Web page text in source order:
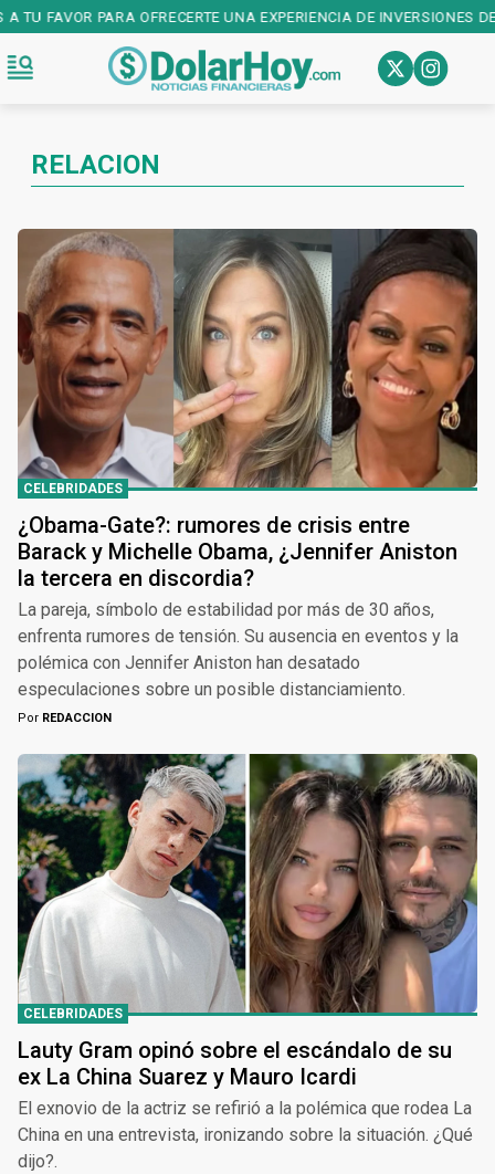
PARA OFRECERTE UNA EXPERIENCIA DE INVERSIONES DE
RELACION
CELEBRIDADES
¿Obama-Gate?: rumores de crisis entre
Barack y Michelle Obama, ¿Jennifer Aniston
la tercera en discordia?
La pareja, símbolo de estabilidad por más de 30 años,
enfrenta rumores de tensión. Su ausencia en eventos y la
polémica con Jennifer Aniston han desatado
especulaciones sobre un posible distanciamiento.
Por REDACCION
CELEBRIDADES
Lauty Gram opinó sobre el escándalo de su
ex La China Suarez y Mauro Icardi
El exnovio de la actriz se refirió a la polémica que rodea La
China en una entrevista, ironizando sobre la situación. ¿Qué
dijo?.